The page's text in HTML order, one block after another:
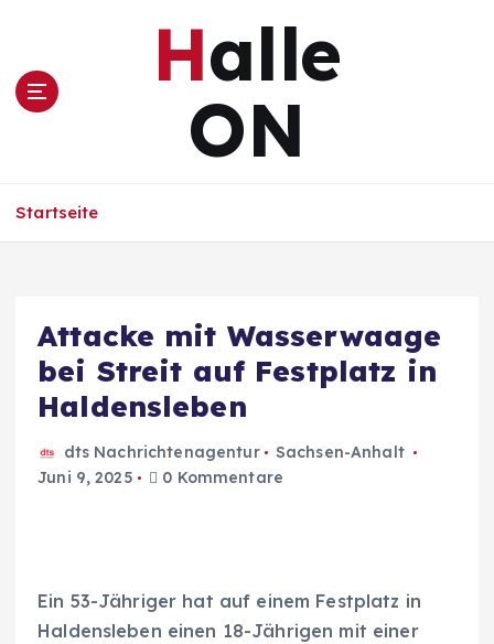
s
Halle
ON
Startseite
Attacke mit Wasserwaage
bei Streit auf Festplatz in
Haldensleben
dts Nachrichtenagentur
Sachsen-Anhalt
Juni 9, 2025
0 Kommentare
Ein 53-Jähriger hat auf einem Festplatz in
Haldensleben einen 18-Jährigen mit einer